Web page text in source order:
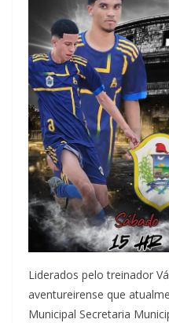
Liderados pelo treinador
aventureirense que
Municipal Secretaria